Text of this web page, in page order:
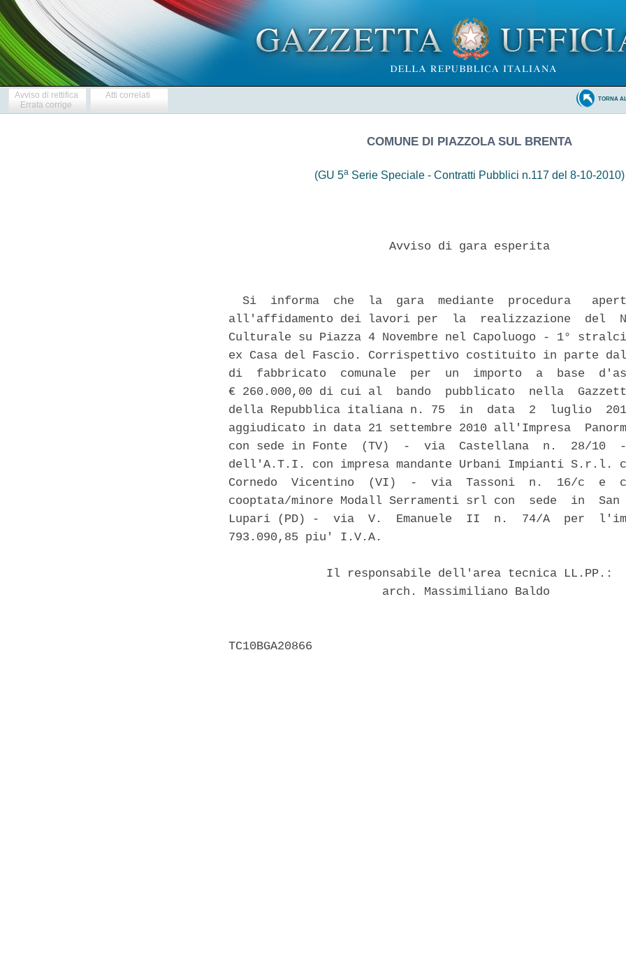
Avviso di rettifica
Errata corrige
Atti correlati TORNA
COMUNE DI PIAZZOLA SUL BRENTA
(GU 5a Serie Speciale - Contratti Pubblici n.117 del 8-10-2010)
                       Avviso di gara esperita
Si  informa  che  la  gara  mediante  procedura
all'affidamento dei lavori per  la  realizzazione  del
Culturale su Piazza 4 Novembre nel Capoluogo - 1°
ex Casa del Fascio. Corrispettivo costituito in parte
di  fabbricato  comunale  per  un  importo  a  base
€ 260.000,00 di cui al  bando  pubblicato  nella
della Repubblica italiana n. 75  in  data  2  luglio
aggiudicato in data 21 settembre 2010 all'Impresa
con sede in Fonte  (TV)  -  via  Castellana  n.  28/10  -
dell'A.T.I. con impresa mandante Urbani Impianti S.r.l.
Cornedo  Vicentino  (VI)  -  via  Tassoni  n.  16/c  e
cooptata/minore Modall Serramenti srl con  sede  in
Lupari (PD) -  via  V.  Emanuele  II  n.  74/A  per
793.090,85 piu' I.V.A.
              Il responsabile dell'area tecnica LL.PP.:
                      arch. Massimiliano Baldo